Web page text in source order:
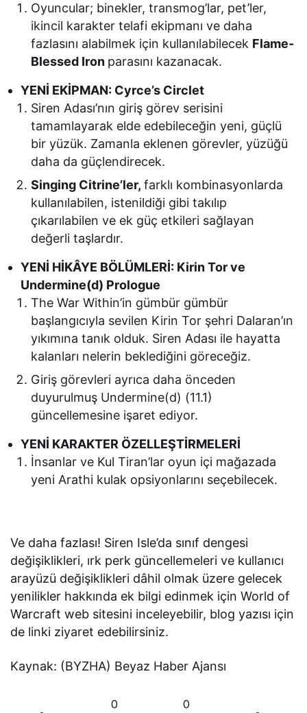
Oyuncular; binekler, transmog’lar, pet’ler,
ikincil karakter telafi ekipmanı ve daha
fazlasını alabilmek için kullanılabilecek Flame-
Blessed Iron parasını kazanacak.
YENİ EKİPMAN: Cyrce’s Circlet
Siren Adası’nın giriş görev serisini
tamamlayarak elde edebileceğin yeni, güçlü
bir yüzük. Zamanla eklenen görevler, yüzüğü
daha da güçlendirecek.
Singing Citrine’ler,farklı kombinasyonlarda
kullanılabilen, istenildiği gibi takılıp
çıkarılabilen ve ek güç etkileri sağlayan
değerli taşlardır.
YENİ HİKÂYE BÖLÜMLERİ: Kirin Tor ve
Undermine(d) Prologue
The War Within’in gümbür gümbür
başlangıcıyla sevilen Kirin Tor şehri Dalaran’ın
yıkımına tanık olduk. Siren Adası ile hayatta
kalanları nelerin beklediğini göreceğiz.
Giriş görevleri ayrıca daha önceden
duyurulmuş Undermine(d) (11.1)
güncellemesine işaret ediyor.
YENİ KARAKTER ÖZELLEŞTİRMELERİ
İnsanlar ve Kul Tiran’lar oyun içi mağazada
yeni Arathi kulak opsiyonlarını seçebilecek.
Ve daha fazlası! Siren Isle’da sınıf dengesi
değişiklikleri, ırk perk güncellemeleri ve kullanıcı
arayüzü değişiklikleri dâhil olmak üzere gelecek
yenilikler hakkında ek bilgi edinmek için World of
Warcraft web sitesini inceleyebilir, blog yazısı için
de linki ziyaret edebilirsiniz.
Kaynak: (BYZHA) Beyaz Haber Ajansı
0
0